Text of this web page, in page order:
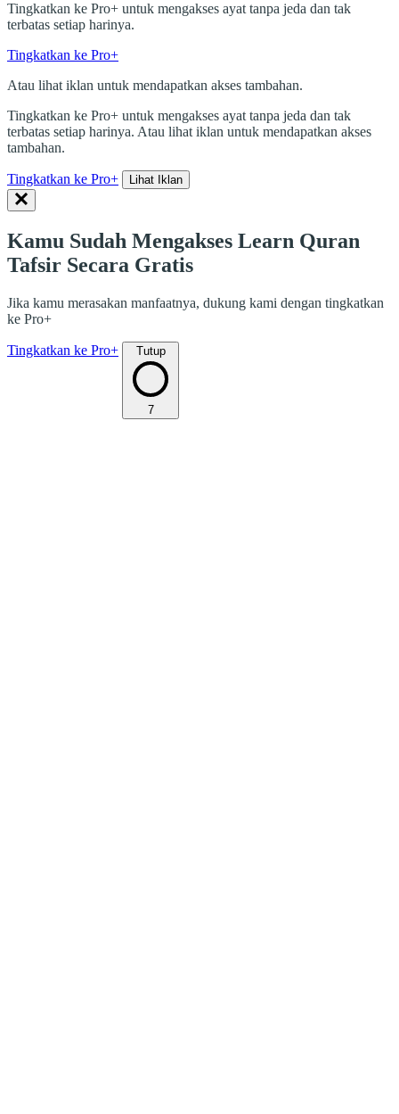
Tingkatkan ke Pro+ untuk mengakses ayat tanpa jeda dan tak
terbatas setiap harinya.
Tingkatkan ke Pro+
Atau lihat iklan untuk mendapatkan akses tambahan.
Tingkatkan ke Pro+ untuk mengakses ayat tanpa jeda dan tak
terbatas setiap harinya. Atau lihat iklan untuk mendapatkan akses
tambahan.
Tingkatkan ke Pro+ Lihat Iklan
Kamu Sudah Mengakses Learn Quran
Tafsir Secara Gratis
Jika kamu merasakan manfaatnya, dukung kami dengan tingkatkan
ke Pro+
Tingkatkan ke Pro+ Tutup
7